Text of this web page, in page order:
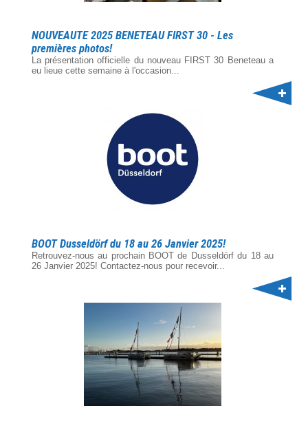
NOUVEAUTE 2025 BENETEAU FIRST 30 - Les
premières photos!
La présentation officielle du nouveau FIRST 30 Beneteau a
eu lieue cette semaine à l'occasion...
BOOT Dusseldörf du 18 au 26 Janvier 2025!
Retrouvez-nous au prochain BOOT de Dusseldörf du 18 au
26 Janvier 2025! Contactez-nous pour recevoir...